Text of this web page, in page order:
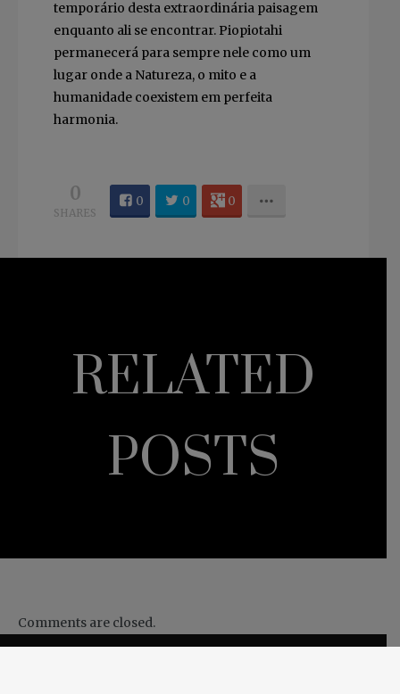
temporário desta extraordinária paisagem
enquanto ali se encontrar. Piopiotahi
permanecerá para sempre nele como um
lugar onde a Natureza, o mito e a
humanidade coexistem em perfeita
harmonia.
0
SHARES
0 0 0
RELATED
POSTS
Comments are closed.